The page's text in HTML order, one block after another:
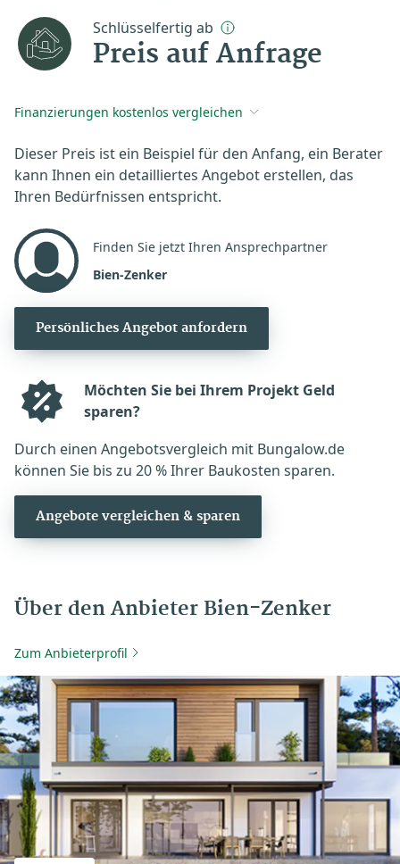
Schlüsselfertig ab
Preis auf Anfrage
Finanzierungen kostenlos vergleichen
Dieser Preis ist ein Beispiel für den Anfang, ein Berater
kann Ihnen ein detailliertes Angebot erstellen, das
Ihren Bedürfnissen entspricht.
Finden Sie jetzt Ihren Ansprechpartner
Bien-Zenker
Persönliches Angebot anfordern
Möchten Sie bei Ihrem Projekt Geld
sparen?
Durch einen Angebotsvergleich mit Bungalow.de
können Sie bis zu 20 % Ihrer Baukosten sparen.
Angebote vergleichen & sparen
Über den Anbieter Bien-Zenker
Zum Anbieterprofil